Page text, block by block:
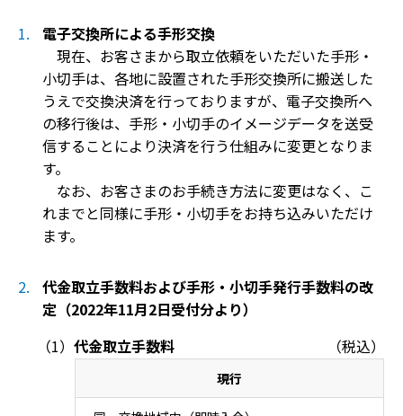
電子交換所による手形交換
現在、お客さまから取立依頼をいただいた手形・
小切手は、各地に設置された手形交換所に搬送した
うえで交換決済を行っておりますが、電子交換所へ
の移行後は、手形・小切手のイメージデータを送受
信することにより決済を行う仕組みに変更となりま
す。
なお、お客さまのお手続き方法に変更はなく、こ
れまでと同様に手形・小切手をお持ち込みいただけ
ます。
代金取立手数料および手形・小切手発行手数料の改
定（2022年11月2日受付分より）
代金取立手数料
（税込）
現行